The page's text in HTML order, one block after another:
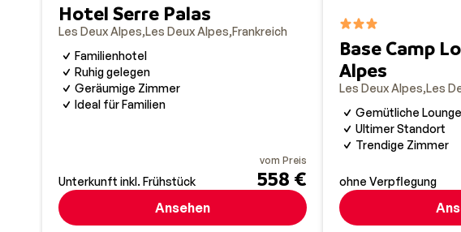
Hotel Serre Palas
Les Deux Alpes Les Deux Alpes Frankreich
Familienhotel
Ruhig gelegen
Geräumige Zimmer
Ideal für Familien
Unterkunft inkl. Frühstück
vom Preis
558 €
Ansehen
Base Camp
Alpes
Les Deux Alpes Les
Gemütliche
Ultimer Standort
Trendige Zimmer
ohne Verpflegung